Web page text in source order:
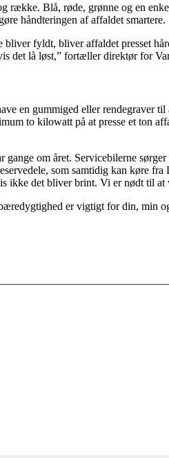
række. Blå, røde, grønne og en
håndteringen af affaldet smartere.
fyldt, bliver affaldet presset
det lå løst,” fortæller direktør for
en gummiged eller rendegraver
to kilowatt på at presse et ton
om året. Servicebilerne
som samtidig kan køre
ikke det bliver brint. Vi er nødt til
er vigtigt for din, min